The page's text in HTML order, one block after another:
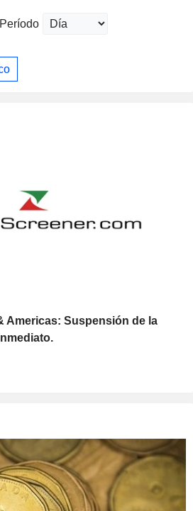
Período
Americas: Suspensión de la